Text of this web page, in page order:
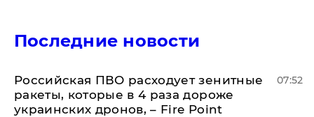
Последние новости
Российская ПВО расходует зенитные
ракеты, которые в 4 раза дороже
украинских дронов, – Fire Point
07:52